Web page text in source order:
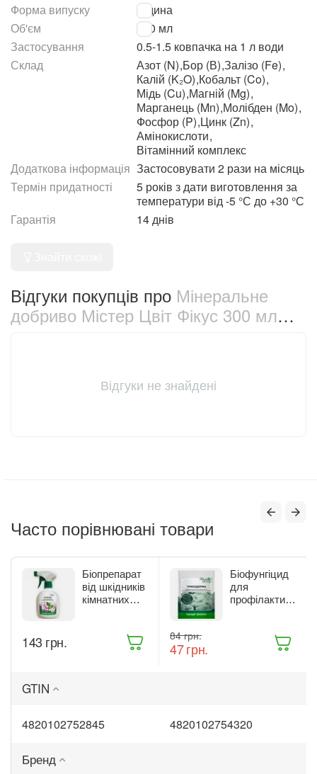
Форма випуску
Рідина
Об'єм
300 мл
Застосування
0.5-1.5 ковпачка на 1 л води
Склад
Азот (N),Бор (В),Залізо (Fe),
Калій (K₂O),Кобальт (Co),
Мідь (Cu),Магній (Mg),
Марганець (Mn),Молібден (Mo),
Фосфор (P),Цинк (Zn),
Амінокислоти,
Вітамінний комплекс
Додаткова інформація Застосовувати 2 рази на місяць
Термін придатності
5 років з дати виготовлення за
температури від -5 °С до +30 °С
Гарантія
14 днів
Відгуки покупців про Мінеральне
добриво Містер Цвіт Фікус 300 мл
Відгуки не знайдені
Часто порівнювані товари
Біопрепарат
від шкідників
кімнатних
спрей 300 мл
‍143‍ грн.
Біофунгіцид
для
профілактики
Триходерма
‍84‍ грн.
‍47‍грн.
GTIN
4820102752845 4820102754320
Бренд